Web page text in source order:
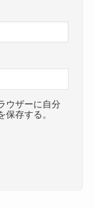
ウザーに自分
存する。